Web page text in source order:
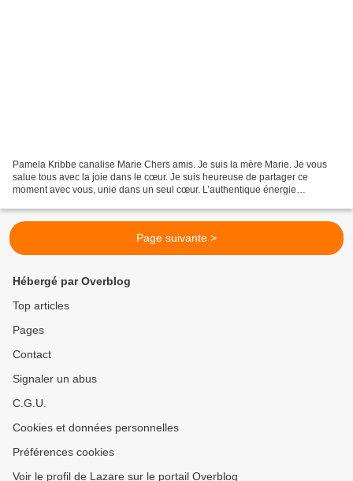
Pamela Kribbe canalise Marie Chers amis. Je suis la mère Marie. Je vous
salue tous avec la joie dans le cœur. Je suis heureuse de partager ce
moment avec vous, unie dans un seul cœur. L’authentique énergie
Page suivante >
Hébergé par Overblog
Top articles
Pages
Contact
Signaler un abus
C.G.U.
Cookies et données personnelles
Préférences cookies
Voir le profil de Lazare sur le portail Overblog